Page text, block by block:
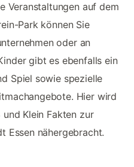
Veranstaltungen auf dem
Park können Sie
oder an
gibt es ebenfalls ein
Spiel sowie spezielle
Hier wird
Klein Fakten zur
Essen nähergebracht.